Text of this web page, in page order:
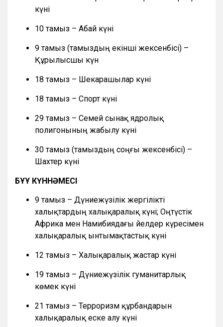
күні
10 тамыз – Абай күні
9 тамыз (тамыздың екінші жексенбісі) –
Құрылысшы күн
18 тамыз – Шекарашылар күні
18 тамыз – Спорт күні
29 тамыз – Семей сынақ ядролық
полигонының жабылу күні
30 тамыз (тамыздың соңғы жексенбісі) –
Шахтер күні
БҰҰ КҮННӘМЕСІ
9 тамыз – Дүниежүзілік жергілікті
халықтардың халықаралық күні; Оңтүстік
Африка мен Намибиядағы әйелдер күресімен
халықаралық ынтымақтастық күні
12 тамыз – Халықаралық жастар күні
19 тамыз – Дүниежүзілік гуманитарлық
көмек күні
21 тамыз – Терроризм құрбандарын
халықаралық еске алу күні